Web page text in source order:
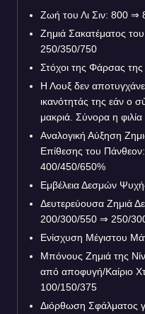
Ζωή του Λι Σιν: 800 ⇒
Ζημιά Σακατέματος
250/350/750
Στόχοι της Φάρσας
Η Λουξ δεν
ικανότητάς της εάν ο
μακριά. Σύνορα η φιλία
Αναλογική Αύξηση
Επίθεσης του
400/450/650%
Εμβέλεια Δεσμών
Δευτερεύουσα Ζημιά
200/300/550 ⇒ 250/
Ενίσχυση Μέγιστου
Μπόνους Ζημιά της
από αποφυγή/Καίριο
100/150/375
Διόρθωση Σφάλματος